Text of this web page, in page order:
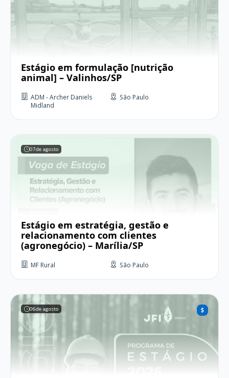
Estágio em formulação [nutrição
animal] – Valinhos/SP
ADM - Archer Daniels
Midland
São Paulo
07de agosto
Estágio em estratégia, gestão e
relacionamento com clientes
(agronegócio) – Marília/SP
MF Rural São Paulo
06de agosto